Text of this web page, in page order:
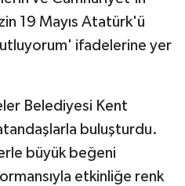
19 Mayıs Atatürk'ü
ifadelerine yer
Belediyesi Kent
buluşturdu.
büyük beğeni
etkinliğe renk